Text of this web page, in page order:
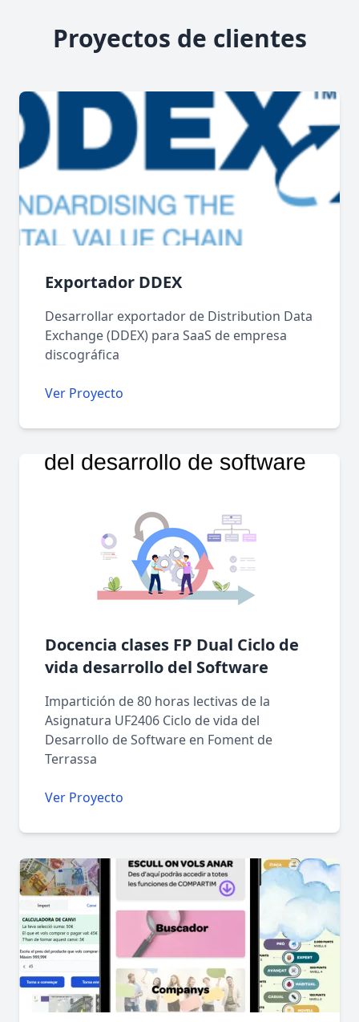
Proyectos de clientes
Exportador DDEX
Desarrollar exportador de Distribution Data
Exchange (DDEX) para SaaS de empresa
discográfica
Ver Proyecto
Docencia clases FP Dual Ciclo de
vida desarrollo del Software
Impartición de 80 horas lectivas de la
Asignatura UF2406 Ciclo de vida del
Desarrollo de Software en Foment de
Terrassa
Ver Proyecto